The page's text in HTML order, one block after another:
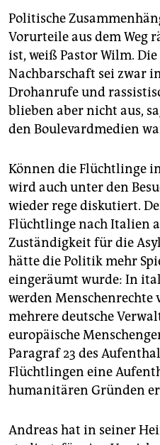
Politische
Vorurteile aus dem Weg
ist, weiß Pastor Wilm.
Nachbarschaft sei zwar
Drohanrufe und
blieben aber nicht aus,
den Boulevardmedien
Können die Flüchtlinge
wird auch unter den
wieder rege diskutiert.
Flüchtlinge nach Italien
Zuständigkeit für die
hätte die Politik mehr
eingeräumt wurde: In
werden Menschenrechte
mehrere deutsche
europäische
Paragraf 23 des
Flüchtlingen eine
humanitären Gründen
Andreas hat in seiner